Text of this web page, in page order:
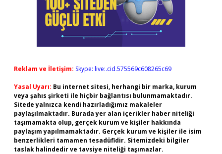
Reklam ve İletişim: Skype: live:.cid.575569c608265c69
Yasal Uyarı: Bu internet sitesi, herhangi bir marka, kurum
veya şahıs şirketi ile hiçbir bağlantısı bulunmamaktadır.
Sitede yalnızca kendi hazırladığımız makaleler
paylaşılmaktadır. Burada yer alan içerikler haber niteliği
taşımamakta olup, gerçek kurum ve kişiler hakkında
paylaşım yapılmamaktadır. Gerçek kurum ve kişiler ile isim
benzerlikleri tamamen tesadüfidir. Sitemizdeki bilgiler
taslak halindedir ve tavsiye niteliği taşımazlar.